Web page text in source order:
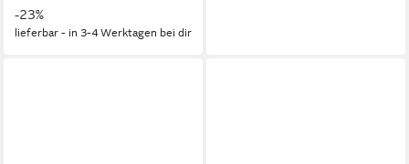
-23%
lieferbar - in 3-4 Werktagen bei dir